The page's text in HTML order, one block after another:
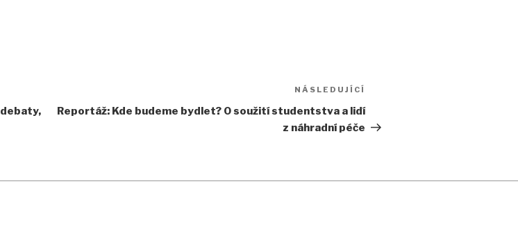
příspěvek
NÁSLEDUJÍCÍ
Reportáž: Kde budeme bydlet? O soužití studentstva a lidí
z náhradní péče